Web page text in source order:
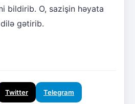
bildirib. O, sazişin həyata
dilə gətirib.
Twitter Telegram